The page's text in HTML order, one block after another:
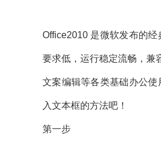
Office2010 是微软发布的
要求低，运行稳定流畅，兼
文案编辑等各类基础办公
入文本框的方法吧！
第一步